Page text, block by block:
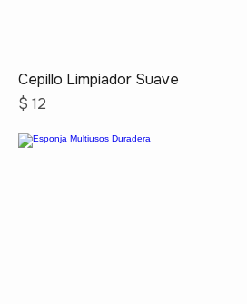
Cepillo Limpiador Suave
Precio
$ 12